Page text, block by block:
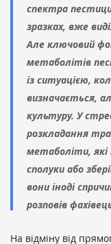
спектра
зразках, вже
Але ключовий
метаболітів
із ситуацією,
визначається,
культуру. У
розкладання
метаболіти, які
сполуки або
вони іноді
розповів
На відміну від